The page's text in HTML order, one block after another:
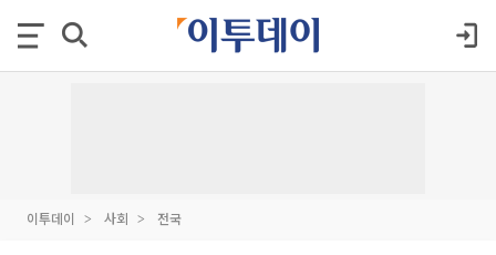
이투데이 사회 전국